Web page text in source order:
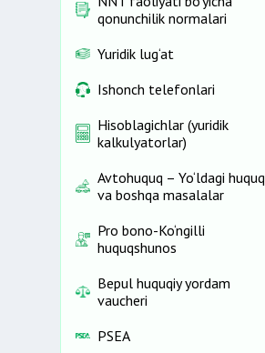
qonunchilik normalari
Yuridik lug‘at
Ishonch telefonlari
Hisoblagichlar (yuridik
kalkulyatorlar)
Avtohuquq – Yo‘ldagi huquq
va boshqa masalalar
Pro bono-Ko‘ngilli
huquqshunos
Bepul huquqiy yordam
vaucheri
PSEA